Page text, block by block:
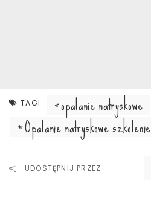
TAGI
opalanie natryskowe
Opalanie natryskowe szkolenie
UDOSTĘPNIJ PRZEZ